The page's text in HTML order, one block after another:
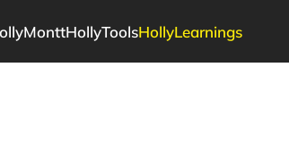
HollyToolsHollyLearnings